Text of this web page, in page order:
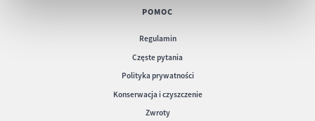
POMOC
Regulamin
Częste pytania
Polityka prywatności
Konserwacja i czyszczenie
Zwroty